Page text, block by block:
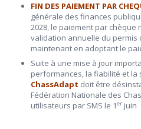
FIN DES PAIEMENT PAR
générale des finances
2028, le paiement par chèque
validation annuelle du permis
maintenant en adoptant le
Suite à une mise à jour
performances, la fiabilité et la
ChassAdapt doit être
Fédération Nationale des
utilisateurs par SMS le 1er juin